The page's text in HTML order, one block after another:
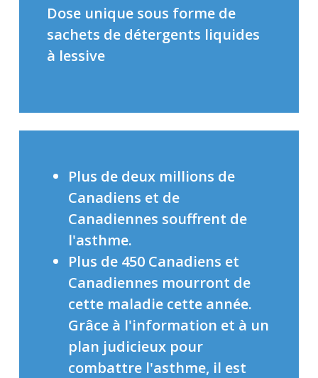
Dose unique sous forme de
sachets de détergents liquides
à lessive
Plus de deux millions de
Canadiens et de
Canadiennes souffrent de
l'asthme.
Plus de 450 Canadiens et
Canadiennes mourront de
cette maladie cette année.
Grâce à l'information et à un
plan judicieux pour
combattre l'asthme, il est